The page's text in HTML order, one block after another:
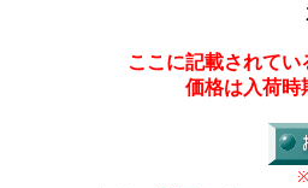
ここに記載されて
価格は入荷時